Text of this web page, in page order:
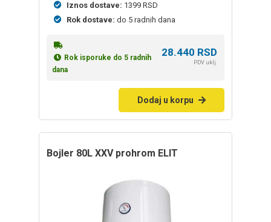
Iznos dostave: 1399 RSD
Rok dostave: do 5 radnih dana
Rok isporuke do 5 radnih
dana
28.440 RSD
PDV uklj.
Dodaj u korpu
bojler 80L XXV prohrom ELIT